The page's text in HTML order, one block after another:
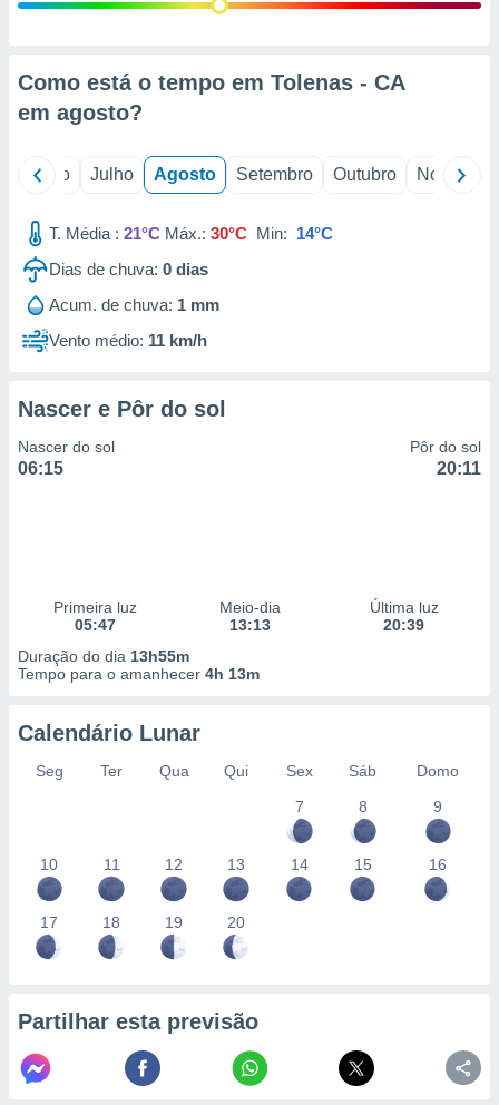
estudos
1199
Como está o tempo em Tolenas - CA
em agosto?
Junho Julho Agosto Setembro Outubro Novembro
T. Média : 21°C Máx.: 30°C Min: 14°C
Dias de chuva: 0 dias
Acum. de chuva: 1 mm
Vento médio: 11 km/h
Nascer e Pôr do sol
Nascer do sol
06:15
Pôr do sol
20:11
Primeira luz
05:47
Meio-dia
13:13
Última luz
20:39
Duração do dia 13h55m
Tempo para o amanhecer 4h 13m
Calendário Lunar
Seg Ter Qua Qui Sex Sáb
Domo
7
8 9
10 11 12 13 14 15 16
17 18 19 20
Partilhar esta previsão